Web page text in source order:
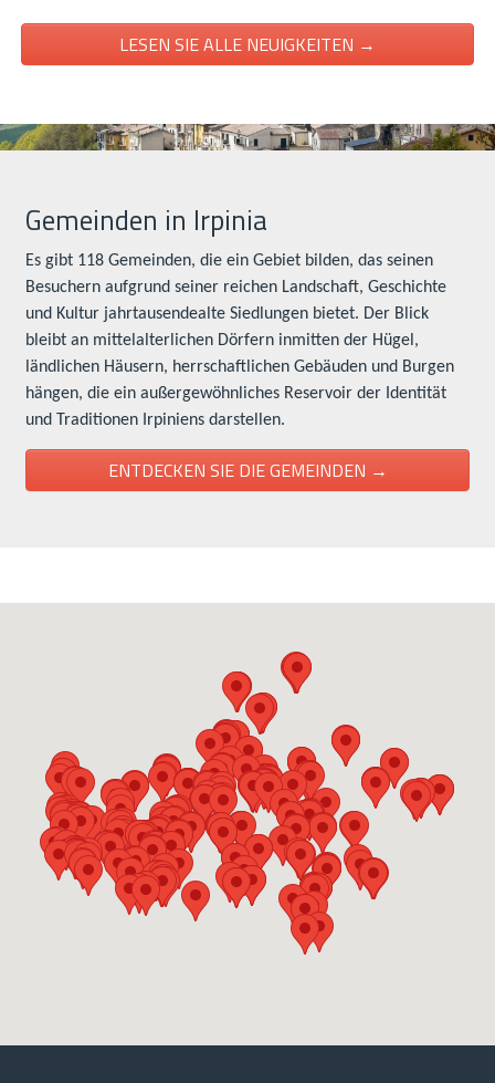
LESEN SIE ALLE NEUIGKEITEN →
Gemeinden in Irpinia
Es gibt 118 Gemeinden, die ein Gebiet bilden, das seinen
Besuchern aufgrund seiner reichen Landschaft, Geschichte
und Kultur jahrtausendealte Siedlungen bietet. Der Blick
bleibt an mittelalterlichen Dörfern inmitten der Hügel,
ländlichen Häusern, herrschaftlichen Gebäuden und Burgen
hängen, die ein außergewöhnliches Reservoir der Identität
und Traditionen Irpiniens darstellen.
ENTDECKEN SIE DIE GEMEINDEN →